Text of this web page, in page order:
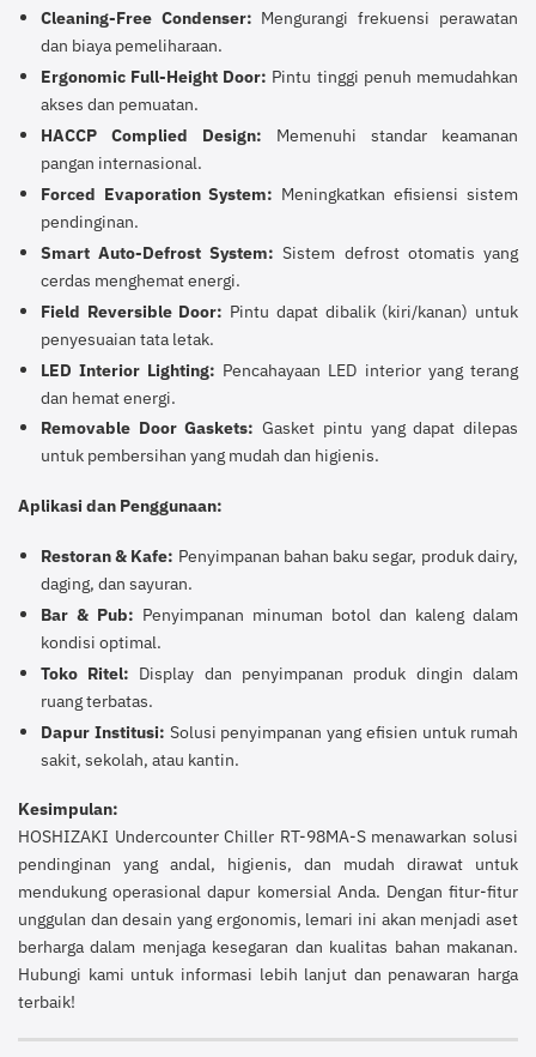
Cleaning-Free Condenser: Mengurangi frekuensi perawatan
dan biaya pemeliharaan.
Ergonomic Full-Height Door: Pintu tinggi penuh memudahkan
akses dan pemuatan.
HACCP Complied Design: Memenuhi standar keamanan
pangan internasional.
Forced Evaporation System: Meningkatkan efisiensi sistem
pendinginan.
Smart Auto-Defrost System: Sistem defrost otomatis yang
cerdas menghemat energi.
Field Reversible Door: Pintu dapat dibalik (kiri/kanan) untuk
penyesuaian tata letak.
LED Interior Lighting: Pencahayaan LED interior yang terang
dan hemat energi.
Removable Door Gaskets: Gasket pintu yang dapat dilepas
untuk pembersihan yang mudah dan higienis.
Aplikasi dan Penggunaan:
Restoran & Kafe: Penyimpanan bahan baku segar, produk dairy,
daging, dan sayuran.
Bar & Pub: Penyimpanan minuman botol dan kaleng dalam
kondisi optimal.
Toko Ritel: Display dan penyimpanan produk dingin dalam
ruang terbatas.
Dapur Institusi: Solusi penyimpanan yang efisien untuk rumah
sakit, sekolah, atau kantin.
Kesimpulan:
HOSHIZAKI Undercounter Chiller RT-98MA-S menawarkan solusi
pendinginan yang andal, higienis, dan mudah dirawat untuk
mendukung operasional dapur komersial Anda. Dengan fitur-fitur
unggulan dan desain yang ergonomis, lemari ini akan menjadi aset
berharga dalam menjaga kesegaran dan kualitas bahan makanan.
Hubungi kami untuk informasi lebih lanjut dan penawaran harga
terbaik!